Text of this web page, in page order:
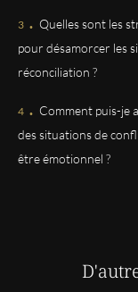
GISELE
Jaime ,beaucoup
Très bien passé
. Quelles sont les
pour désamorcer les
réconciliation ?
. Comment puis-je
des situations de
être émotionnel ?